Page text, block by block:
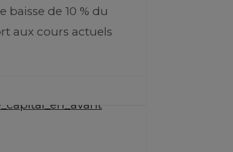
baisse de 10 % du
aux cours actuels